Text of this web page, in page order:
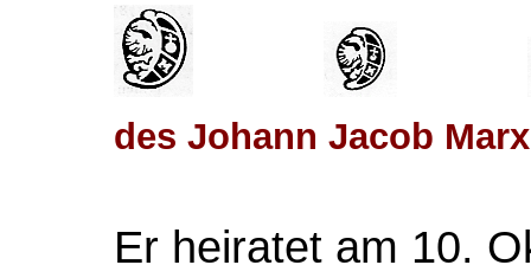
des Johann Jacob Marx
Er heiratet am 10.